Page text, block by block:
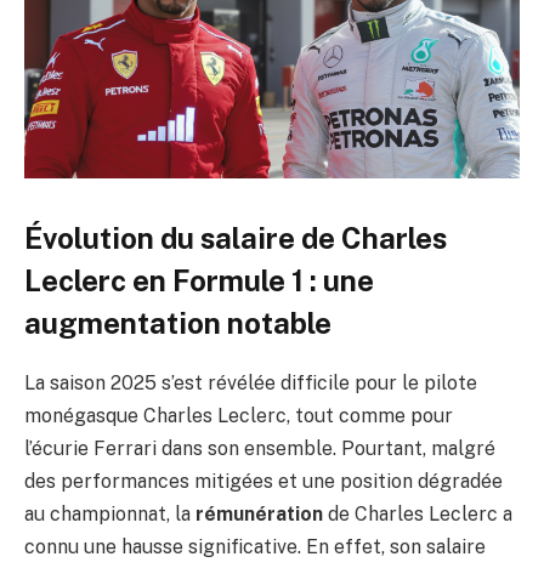
Évolution du salaire de Charles
Leclerc en Formule 1 : une
augmentation notable
La saison 2025 s’est révélée difficile pour le pilote
monégasque Charles Leclerc, tout comme pour
l’écurie Ferrari dans son ensemble. Pourtant, malgré
des performances mitigées et une position dégradée
au championnat, la rémunération de Charles Leclerc a
connu une hausse significative. En effet, son salaire